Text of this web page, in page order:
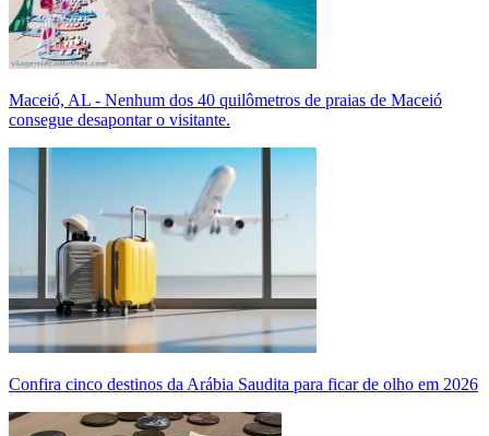
Maceió, AL - Nenhum dos 40 quilômetros de praias de Maceió
consegue desapontar o visitante.
Confira cinco destinos da Arábia Saudita para ficar de olho em 2026